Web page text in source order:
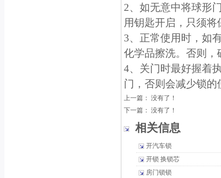
2、如无意中将球形
用钥匙开启，只须
3、正常使用时，如
化学品擦洗。否则
4、关门时最好握着
门，否则会减少锁的
上一篇： 没有了！
下一篇： 没有了！
相关信息
开汽车锁
开锁 换锁芯
房门锁锁